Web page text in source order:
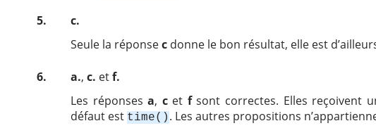
5.
c.
Seule la réponsec donne le bon résultat, elle est
6. a., c. etf.
Les réponsesa, cet fsont correctes. Elles reçoivent
défaut est time() . Les autres propositions